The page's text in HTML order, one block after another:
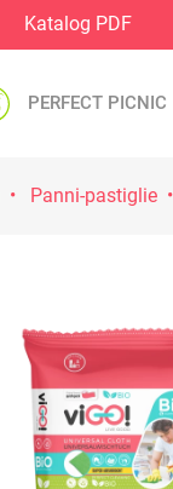
Katalog PDF
PERFECT PICNIC
Panni-pastiglie